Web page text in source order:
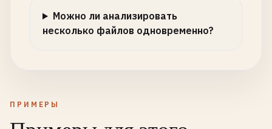
Можно ли анализировать
несколько файлов одновременно?
ПРИМЕРЫ